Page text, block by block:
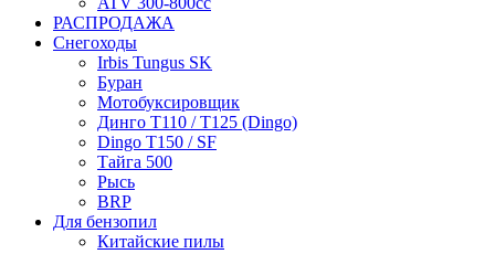
РАСПРОДАЖА
Снегоходы
Irbis Tungus SK
Буран
Мотобуксировщик
Динго T110 / T125 (Dingo)
Dingo T150 / SF
Тайга 500
Рысь
BRP
Для бензопил
Китайские пилы